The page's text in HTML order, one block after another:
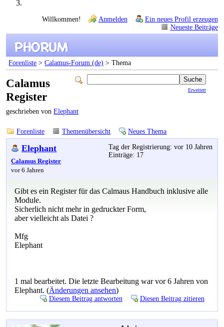
Willkommen! Anmelden
Ein neues Profil erzeugen
Neueste Beiträge
Forenliste >Calamus-Forum (de) > Thema
Erweitert
Calamus
Register
geschrieben vonElephant
Forenliste Themenübersicht Neues Thema
Elephant
Calamus Register
vor 6 Jahren
Tag der Registrierung: vor 10 Jahren
Einträge: 17
Gibt es ein Register für das Calmaus Handbuch inklusive alle
Module.
Sicherlich nicht mehr in gedruckter Form,
aber vielleicht als Datei ?
Mfg
Elephant
1 mal bearbeitet. Die letzte Bearbeitung war vor 6 Jahren von
Elephant. (Änderungen ansehen)
Diesem Beitrag antworten Diesen Beitrag zitieren